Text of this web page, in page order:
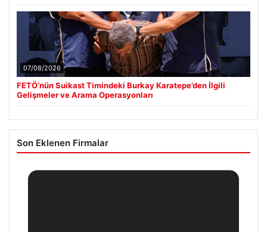
07/08/2026
FETÖ’nün Suikast Timindeki Burkay Karatepe’den İlgili
Gelişmeler ve Arama Operasyonları
Son Eklenen Firmalar